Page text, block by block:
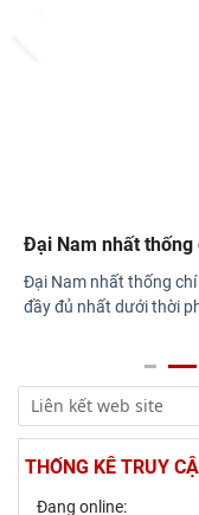
Đại Nam nhất thống
Đại Nam nhất thống
đầy đủ nhất dưới thời
THỐNG KÊ TRUY
Đang online: